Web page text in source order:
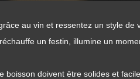
au vin et ressentez un style de
un festin, illumine un
boisson doivent être solides et